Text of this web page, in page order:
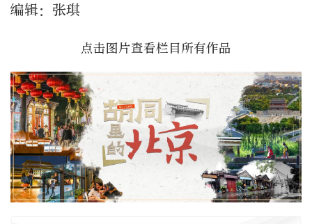
编辑：张琪
点击图片查看栏目所有作品